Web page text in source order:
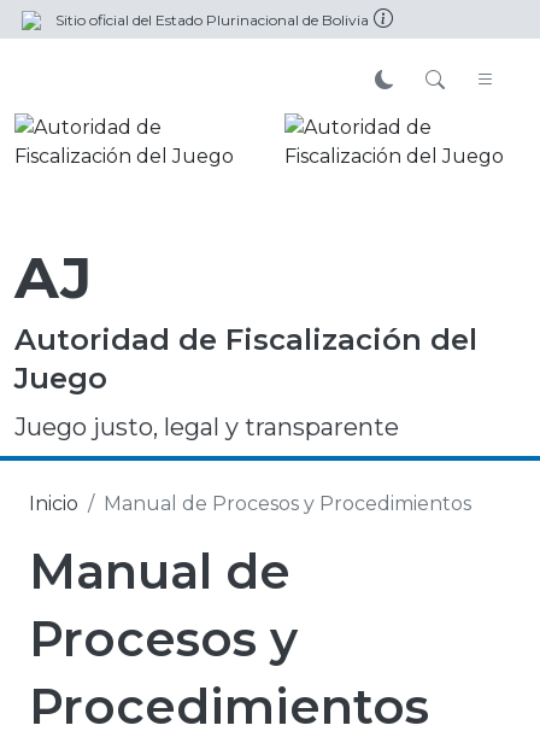
Sitio oficial del Estado Plurinacional de Bolivia
AJ
Autoridad de Fiscalización del
Juego
Juego justo, legal y transparente
Inicio Manual de Procesos y Procedimientos
Manual de
Procesos y
Procedimientos